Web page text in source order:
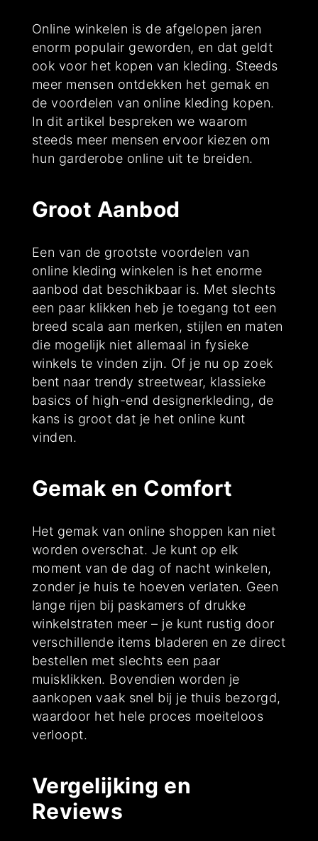
Online winkelen is de afgelopen jaren
enorm populair geworden, en dat geldt
ook voor het kopen van kleding. Steeds
meer mensen ontdekken het gemak en
de voordelen van online kleding kopen.
In dit artikel bespreken we waarom
steeds meer mensen ervoor kiezen om
hun garderobe online uit te breiden.
Groot Aanbod
Een van de grootste voordelen van
online kleding winkelen is het enorme
aanbod dat beschikbaar is. Met slechts
een paar klikken heb je toegang tot een
breed scala aan merken, stijlen en maten
die mogelijk niet allemaal in fysieke
winkels te vinden zijn. Of je nu op zoek
bent naar trendy streetwear, klassieke
basics of high-end designerkleding, de
kans is groot dat je het online kunt
vinden.
Gemak en Comfort
Het gemak van online shoppen kan niet
worden overschat. Je kunt op elk
moment van de dag of nacht winkelen,
zonder je huis te hoeven verlaten. Geen
lange rijen bij paskamers of drukke
winkelstraten meer – je kunt rustig door
verschillende items bladeren en ze direct
bestellen met slechts een paar
muisklikken. Bovendien worden je
aankopen vaak snel bij je thuis bezorgd,
waardoor het hele proces moeiteloos
verloopt.
Vergelijking en
Reviews